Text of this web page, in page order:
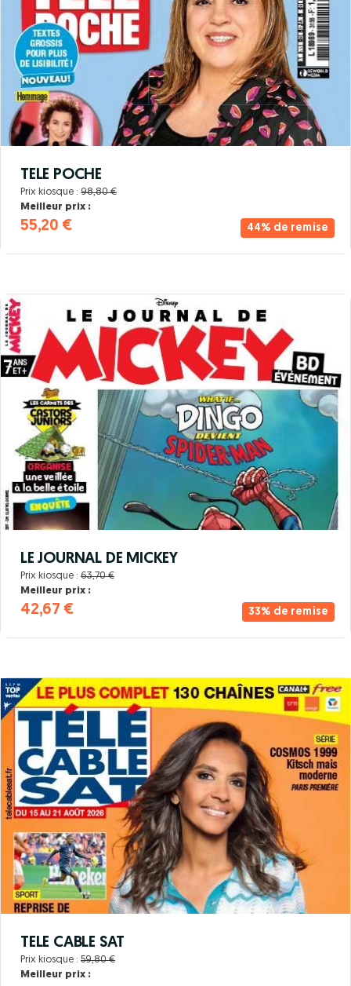
44% de remise
TELE POCHE
Prix kiosque : 98,80 €
Meilleur prix :
55,20 €
33% de remise
LE JOURNAL DE MICKEY
Prix kiosque : 63,70 €
Meilleur prix :
42,67 €
TELE CABLE SAT
Prix kiosque : 59,80 €
Meilleur prix :